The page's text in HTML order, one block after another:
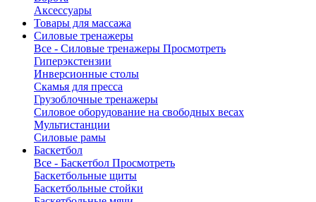
Аксессуары
Товары для массажа
Силовые тренажеры
Все - Силовые тренажеры Просмотреть
Гиперэкстензии
Инверсионные столы
Скамья для пресса
Грузоблочные тренажеры
Силовое оборудование на свободных весах
Мультистанции
Силовые рамы
Баскетбол
Все - Баскетбол Просмотреть
Баскетбольные щиты
Баскетбольные стойки